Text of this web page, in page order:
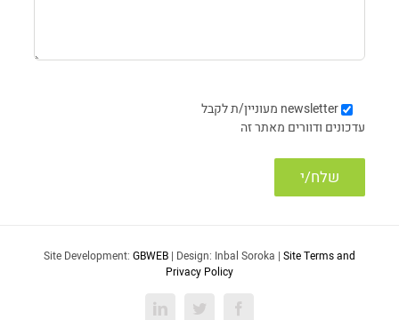
newsletter מעוניין/ת לקבל
עדכונים ודוורים מאתר זה
Site Development: GBWEB | Design: Inbal Soroka | Site Terms and
Privacy Policy
Facebook
Twitter
LinkedIn